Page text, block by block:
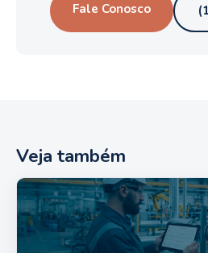
Fale Conosco
Veja também